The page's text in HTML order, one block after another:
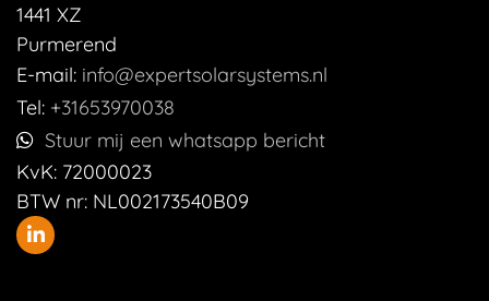
1441 XZ
Purmerend
E-mail: info@expertsolarsystems.nl
Tel: +31653970038
Stuur mij een whatsapp bericht
KvK: 72000023
BTW nr: NL002173540B09